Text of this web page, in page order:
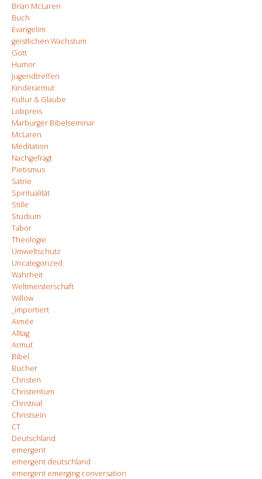
Brian McLaren
Buch
Evangelim
geistlichen Wachstum
Gott
Humor
Jugendtreffen
Kinderarmut
Kultur & Glaube
Lobpreis
Marburger Bibelseminar
McLaren
Meditation
Nachgefragt
Pietismus
Satrie
Spiritualität
Stille
Studium
Tabor
Theologie
Umweltschutz
Uncategorized
Wahrheit
Weltmeisterschaft
Willow
_importiert
Aimée
Alltag
Armut
Bibel
Bücher
Christen
Christentum
Christival
Christsein
CT
Deutschland
emergent
emergent deutschland
emergent emerging conversation